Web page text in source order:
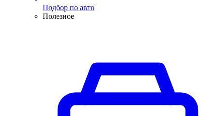
Подбор по авто
Полезное